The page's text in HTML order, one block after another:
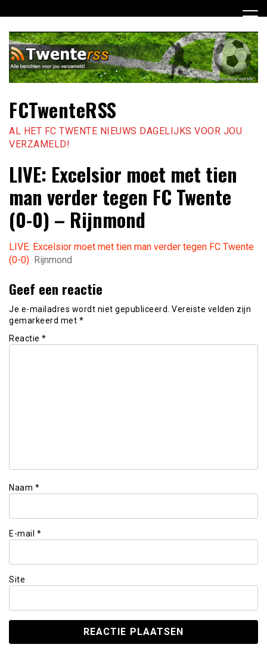
naar
inhoud
FCTwenteRSS
AL HET FC TWENTE NIEUWS DAGELIJKS VOOR JOU
VERZAMELD!
LIVE: Excelsior moet met tien
man verder tegen FC Twente
(0-0) – Rijnmond
LIVE: Excelsior moet met tien man verder tegen FC Twente
(0-0) Rijnmond
Geef een reactie
Je e-mailadres wordt niet gepubliceerd. Vereiste velden zijn
gemarkeerd met *
Reactie *
Naam *
E-mail *
Site